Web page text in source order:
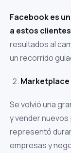
Facebook es
a estos clientes
resultados al
un recorrido
Marketplace
Se volvió una
y vender
representó
empresas y